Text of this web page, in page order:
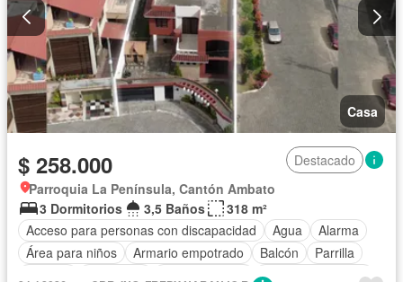
Casa
$ 258.000
Destacado
Parroquia La Península, Cantón Ambato
3 Dormitorios
3,5 Baños
318 m²
Acceso para personas con discapacidad
Agua
Alarma
Área para niños
Armario empotrado Balcón
Parrilla
Cuarto de servicio